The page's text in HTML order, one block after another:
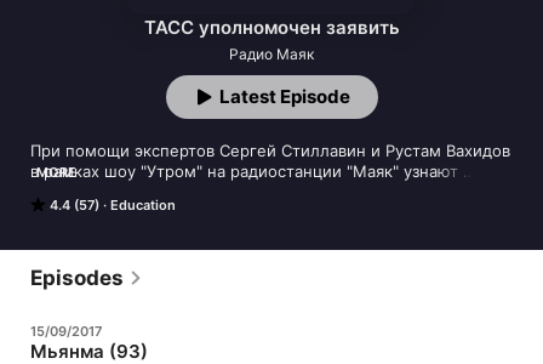
ТАСС уполномочен заявить
Радио Маяк
4.4 (57) Education
При помощи экспертов Сергей Стиллавин и Рустам Вахидов
в рамках шоу "Утром" на радиостанции "Маяк" узнают
MORE
Latest Episode
Episodes
15/09/2017
Мьянма (93)